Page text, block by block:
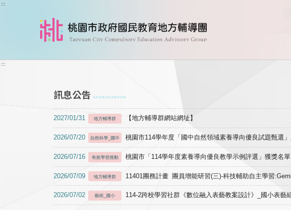
跳到主要內容
:::
:::
訊息公告 Announcements
2027/01/31 地方輔導群 【地方輔導群網站網址】
2026/07/20 自然科學_國中 桃園市114學年度「國中自然領域素養導向優良試題甄選
2026/07/16 有效學習推動 桃園市「114學年度素養導向優良教學示例評選」獲獎名單
2026/07/09 地方輔導群 11401團務計畫 團員增能研習(三)-科技輔助自主學習
2026/07/02 藝術_國小 114-2跨校學習社群《數位融入表藝教案設計》_國小表藝